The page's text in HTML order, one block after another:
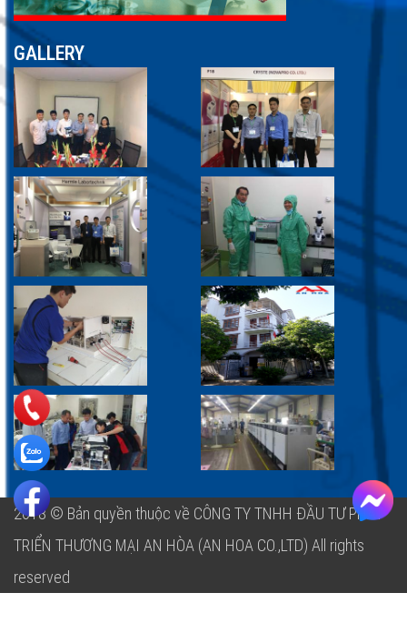
GALLERY
2018 © Bản quyền thuộc về CÔNG TY TNHH ĐẦU TƯ PHÁT
TRIỂN THƯƠNG MẠI AN HÒA (AN HOA CO.,LTD) All rights
reserved